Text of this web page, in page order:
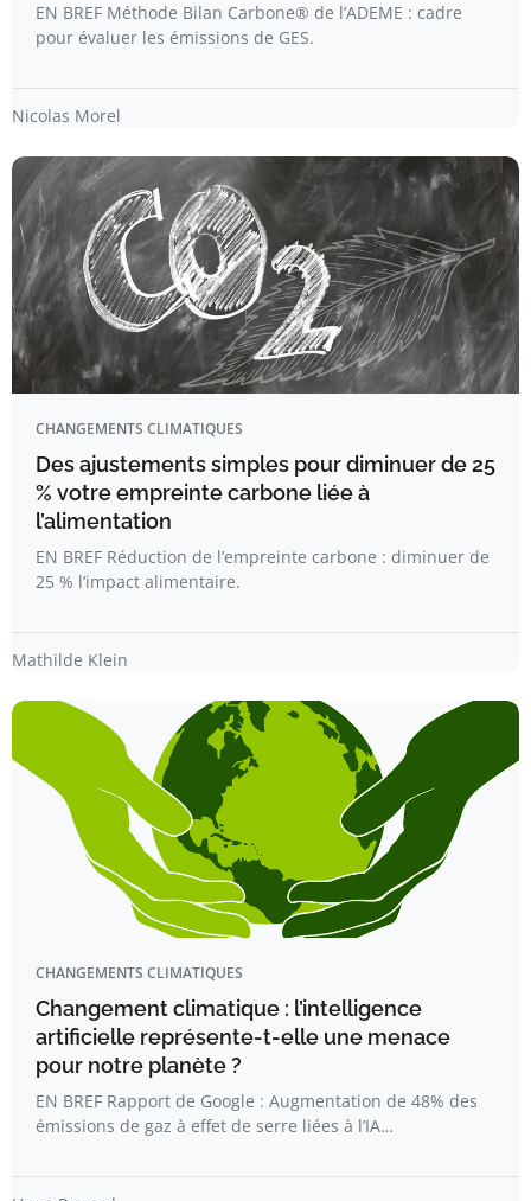
EN BREF Méthode Bilan Carbone® de l’ADEME : cadre
pour évaluer les émissions de GES.
Nicolas Morel
CHANGEMENTS CLIMATIQUES
Des ajustements simples pour diminuer de 25
% votre empreinte carbone liée à
l’alimentation
EN BREF Réduction de l’empreinte carbone : diminuer de
25 % l’impact alimentaire.
Mathilde Klein
CHANGEMENTS CLIMATIQUES
Changement climatique : l’intelligence
artificielle représente-t-elle une menace
pour notre planète ?
EN BREF Rapport de Google : Augmentation de 48% des
émissions de gaz à effet de serre liées à l’IA…